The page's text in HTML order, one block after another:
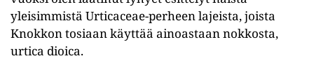
yleisimmistä Urticaceae-perheen lajeista, joista
Knokkon tosiaan käyttää ainoastaan nokkosta,
urtica dioica.